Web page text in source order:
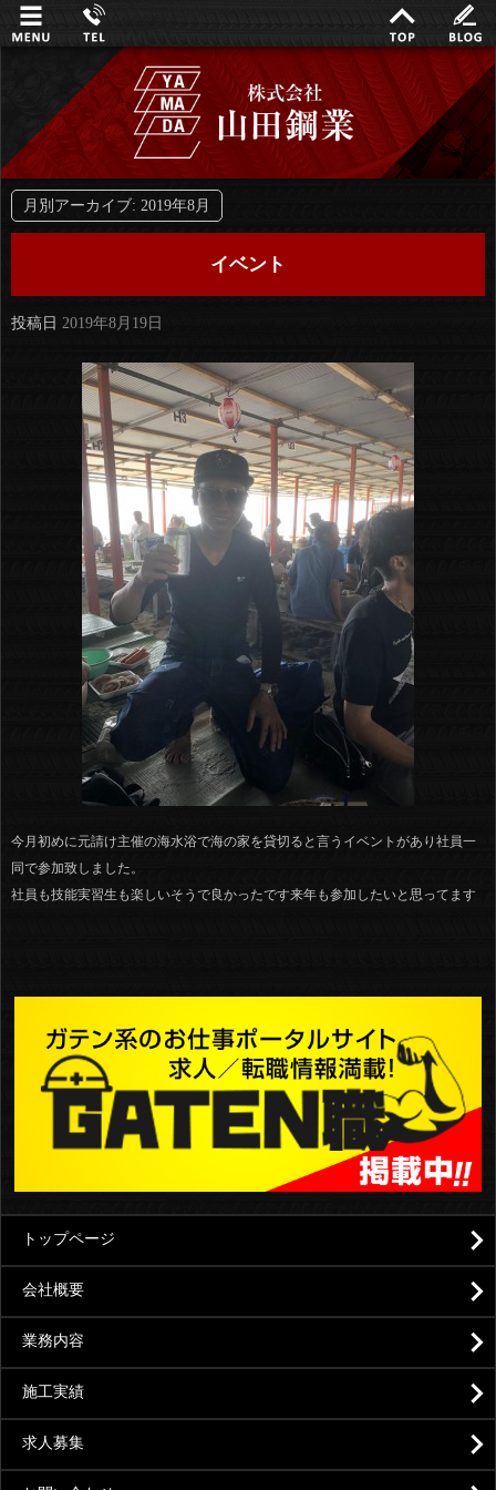
月別アーカイブ: 2019年8月
イベント
投稿日 2019年8月19日
今月初めに元請け主催の海水浴で海の家を貸切ると言うイベントがあり社員一
同で参加致しました。
社員も技能実習生も楽しいそうで良かったです来年も参加したいと思ってます
トップページ
会社概要
業務内容
施工実績
求人募集